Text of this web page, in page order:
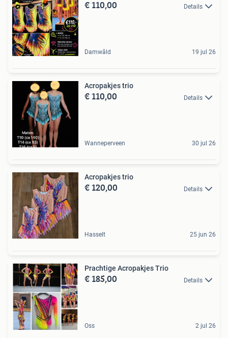
€ 110,00 Details
Damwâld 19 jul 26
Acropakjes trio
€ 110,00 Details
Wanneperveen 30 jul 26
Acropakjes trio
€ 120,00 Details
Hasselt 25 jun 26
Prachtige Acropakjes Trio
€ 185,00 Details
Oss 2 jul 26